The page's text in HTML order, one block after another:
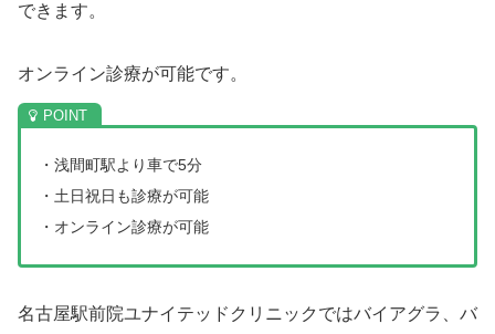
できます。
オンライン診療が可能です。
・浅間町駅より車で5分
・土日祝日も診療が可能
・オンライン診療が可能
名古屋駅前院ユナイテッドクリニックではバイアグラ、バ